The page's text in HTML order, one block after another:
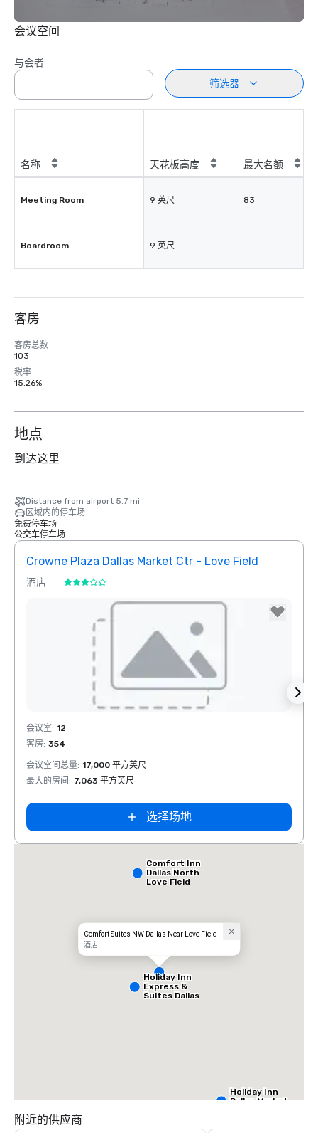
会议空间
与会者
筛选器
名称 天花板高度 最大名额
Meeting Room 9 英尺 83
Boardroom 9 英尺 -
客房
客房总数
103
税率
15.26%
地点
到达这里
Distance from airport 5.7 mi
区域内的停车场
免费停车场
公交车停车场
Crowne Plaza Dallas Market Ctr - Love Field
酒店
Removed from favorites
会议室: 12
客房: 354
会议空间总量: 17,000 平方英尺
最大的房间 : 7,063 平方英尺
选择场地
Comfort Suites NW Dallas Near Love Field
酒店
Holiday Inn
Dallas Market
Comfort Inn
Dallas North
Love Field
Airport
Holiday Inn
Express &
Suites Dallas
NW HWY - Love
附近的供应商